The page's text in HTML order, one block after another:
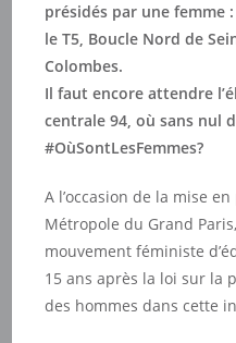
présidés par une femme
le T5, Boucle Nord de
Colombes.
Il faut encore attendre
centrale 94, où sans nul
#OùSontLesFemmes?
A l’occasion de la mise
Métropole du Grand
mouvement féministe
15 ans après la loi sur la
des hommes dans cette